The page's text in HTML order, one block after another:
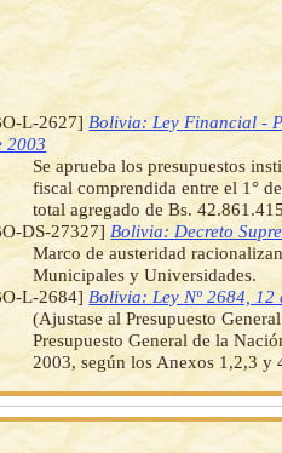
L-2627] Bolivia: Ley Financial -
2003
Se aprueba los presupuestos
fiscal comprendida entre el 1°
total agregado de Bs.
DS-27327] Bolivia: Decreto
Marco de austeridad
Municipales y Universidades.
L-2684] Bolivia: Ley Nº 2684, 12
(Ajustase al Presupuesto
Presupuesto General de la
2003, según los Anexos 1,2,3 y